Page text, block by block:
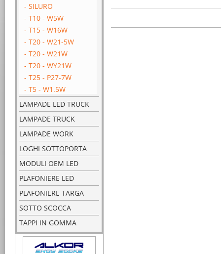
- SILURO
- T10 - W5W
- T15 - W16W
- T20 - W21-5W
- T20 - W21W
- T20 - WY21W
- T25 - P27-7W
- T5 - W1.5W
LAMPADE LED TRUCK
LAMPADE TRUCK
LAMPADE WORK
LOGHI SOTTOPORTA
MODULI OEM LED
PLAFONIERE LED
PLAFONIERE TARGA
SOTTO SCOCCA
TAPPI IN GOMMA